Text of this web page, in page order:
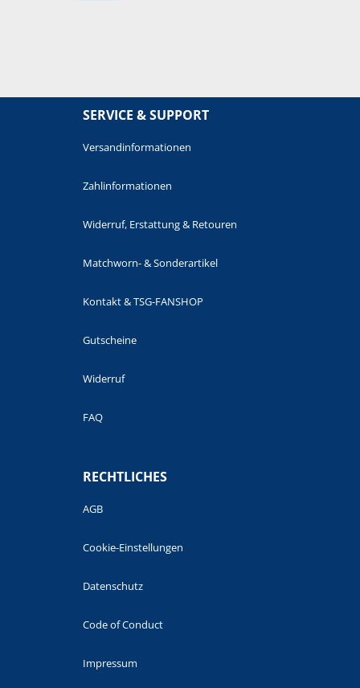
SERVICE & SUPPORT
Versandinformationen
Zahlinformationen
Widerruf, Erstattung & Retouren
Matchworn- & Sonderartikel
Kontakt & TSG-FANSHOP
Gutscheine
Widerruf
FAQ
RECHTLICHES
AGB
Cookie-Einstellungen
Datenschutz
Code of Conduct
Impressum